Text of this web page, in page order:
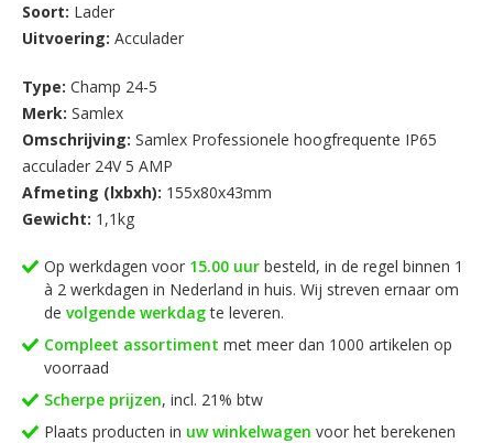
mogelijk om de batterij op te laden vanaf een AC-
voedingsbron (generatorset, openbaar elektriciteitsnet,
daarom geschikt voor gebruik buitenshuis.
Soort: Lader
Uitvoering: Acculader
Type: Champ 24-5
Merk: Samlex
Omschrijving: Samlex Professionele hoogfrequente IP65
acculader 24V 5 AMP
Afmeting (lxbxh): 155x80x43mm
Gewicht: 1,1kg
Op werkdagen voor 15.00 uur besteld, in de regel binnen 1
à 2 werkdagen in Nederland in huis. Wij streven ernaar om
de volgende werkdagte leveren.
Compleet assortiment met meer dan 1000 artikelen op
voorraad
Scherpe prijzen, incl. 21% btw
Plaats producten in uw winkelwagen voor het berekenen